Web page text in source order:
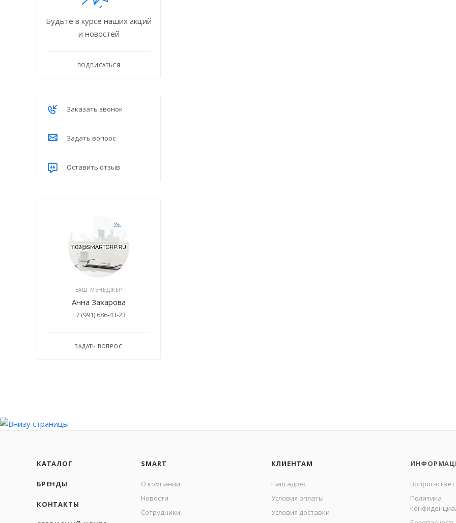
Будьте в курсе наших акций
и новостей
ПОДПИСАТЬСЯ
Заказать звонок
Задать вопрос
Оставить отзыв
ВАШ МЕНЕДЖЕР
Анна Захарова
+7 (991) 686-43-23
ЗАДАТЬ ВОПРОС
КАТАЛОГ
БРЕНДЫ
КОНТАКТЫ
SMART
О компании
Новости
Сотрудники
КЛИЕНТАМ
Наш адрес
Условия оплаты
Условия доставки
Вопрос-ответ
Политика